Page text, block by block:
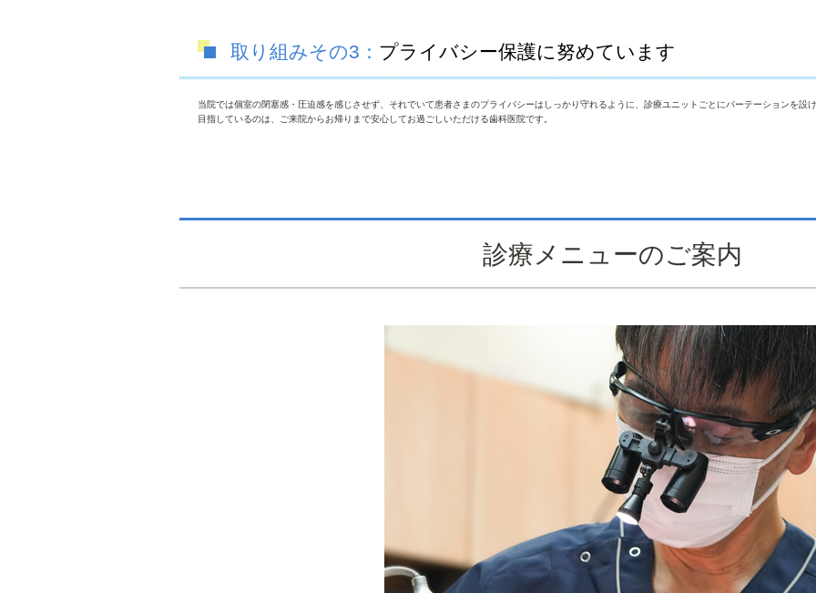
取り組みその3： プライバシー保護に努めています
当院では個室の閉塞感・圧迫感を感じさせず、それでいて患者さまのプライバシーはしっかり守れるように、診療ユニットごとにパーテーションを設
目指しているのは、ご来院からお帰りまで安心してお過ごしいただける歯科医院です。
診療メニューのご案内